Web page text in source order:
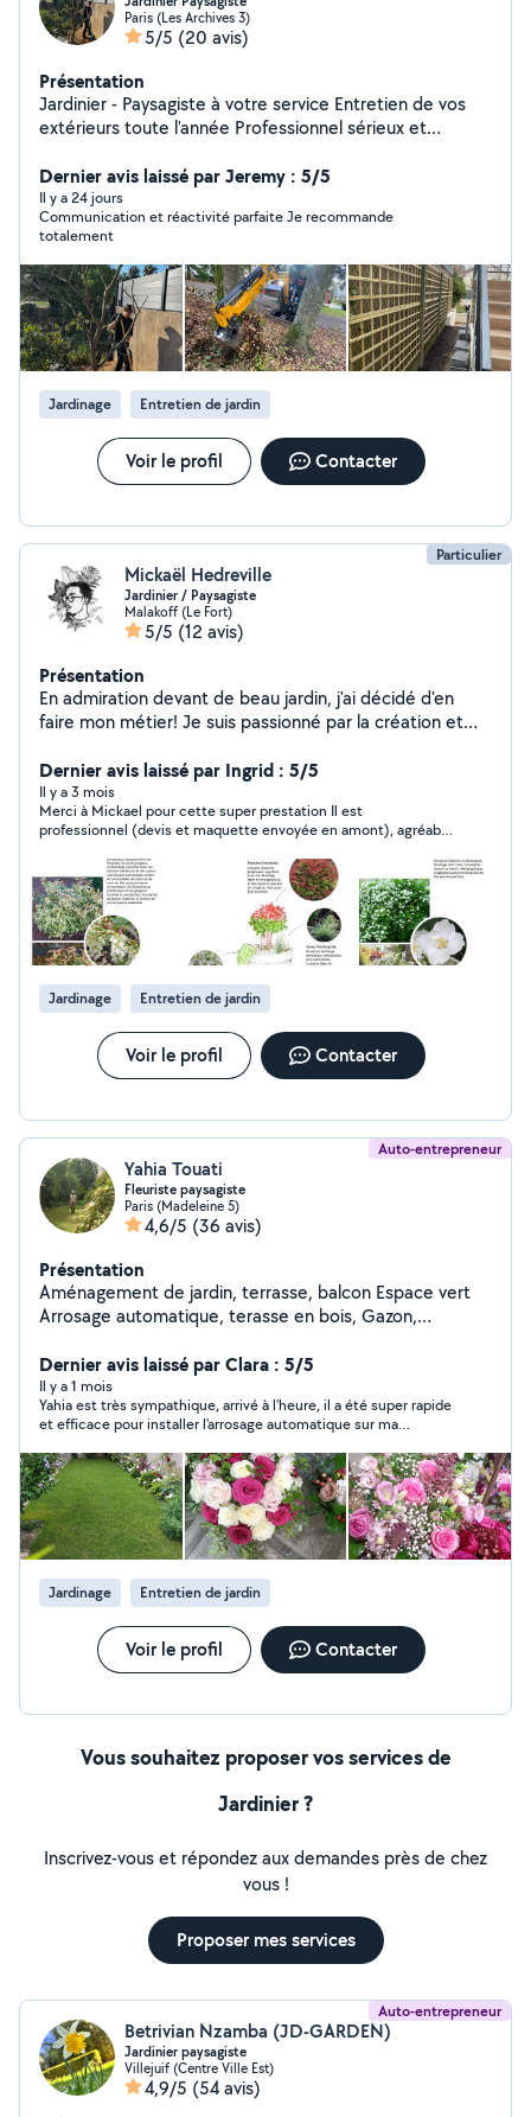
Paris (Les Archives 3)
5/5 (20 avis)
Présentation
Jardinier - Paysagiste à votre service Entretien de vos
extérieurs toute l'année Professionnel sérieux et
soin de vos espaces verts et de vos extérieurs.
J'interviens pour l'entretien régulier ou ponctuel, en
m'adaptant à vos besoins et à votre planning.
Intervention propre, soignée et discrète, avec le souci
du détail et du travail bien fait. Déplacement sur Paris
intra-muros et toute la banlieue parisienne ️ Disponible
7j/7, du lundi au dimanche Devis gratuit sur simple
demande Réponse rapide
Dernier avis laissé par Jeremy : 5/5
Il y a 24 jours
Communication et réactivité parfaite Je recommande
totalement
Jardinage Entretien de jardin
Voir le profil Contacter
Particulier
Mickaël Hedreville
Jardinier / Paysagiste
Malakoff (Le Fort)
5/5 (12 avis)
Présentation
En admiration devant de beau jardin, j'ai décidé d'en
faire mon métier! Je suis passionné par la création et
services en réalisation de plan, pour vos futurs projets
d'aménagement. Je suis compétent dans la
reconnaissance des végétaux et la gestion des espaces
verts, je pourrai donc vous aider à donner une nouvelle
vie à votre jardin. J'aime entretenir et concevoir des
aménagements de jardin, et tout ça, avec le sourire !
Dernier avis laissé par Ingrid : 5/5
Il y a 3 mois
Merci à Mickael pour cette super prestation Il est
professionnel (devis et maquette envoyée en amont), agréable
l’entretien des plantes. Je n’hésiterai pas à le recommander et
faire à nouveau appel à lui
Jardinage Entretien de jardin
Voir le profil Contacter
Auto-entrepreneur
Yahia Touati
Fleuriste paysagiste
Paris (Madeleine 5)
4,6/5 (36 avis)
Présentation
Aménagement de jardin, terrasse, balcon Espace vert
Arrosage automatique, terasse en bois, Gazon,
Dernier avis laissé par Clara : 5/5
Il y a 1 mois
Yahia est très sympathique, arrivé à l'heure, il a été super rapide
et efficace pour installer l'arrosage automatique sur ma
plantes ! Je recommande !
Jardinage Entretien de jardin
Voir le profil Contacter
Vous souhaitez proposer vos services de
Jardinier ?
Inscrivez-vous et répondez aux demandes près de chez
vous !
Proposer mes services
Auto-entrepreneur
Betrivian Nzamba (JD-GARDEN)
Jardinier paysagiste
Villejuif (Centre Ville Est)
4,9/5 (54 avis)